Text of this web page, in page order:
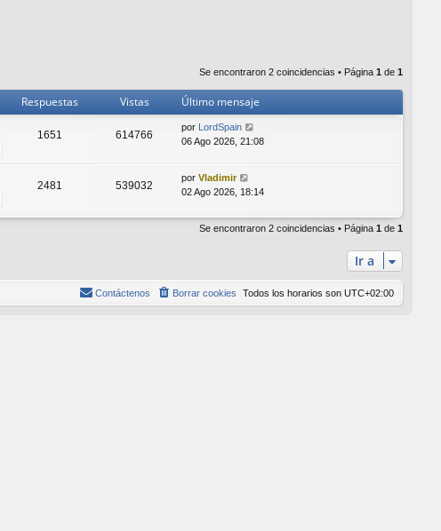
Se encontraron 2 coincidencias • Página 1 de 1
Respuestas Vistas Último mensaje
1651 614766
por LordSpain
06 Ago 2026, 21:08
2481 539032
por Vladimir
02 Ago 2026, 18:14
Se encontraron 2 coincidencias • Página 1 de 1
Ir a
Todos los horarios son UTC+02:00
Borrar cookies
Contáctenos